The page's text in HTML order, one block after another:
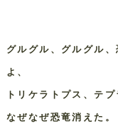
グルグル、グルグル
よ、
トリケラトプス、テプ
なぜなぜ恐竜消えた。